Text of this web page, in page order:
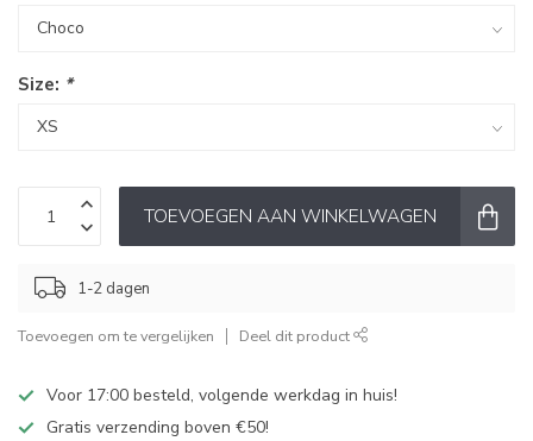
Size: *
TOEVOEGEN AAN WINKELWAGEN
1-2 dagen
Toevoegen om te vergelijken Deel dit product
Voor 17:00 besteld, volgende werkdag in huis!
Gratis verzending boven €50!